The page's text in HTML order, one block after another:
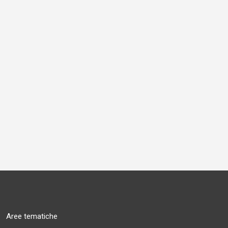
Aree tematiche